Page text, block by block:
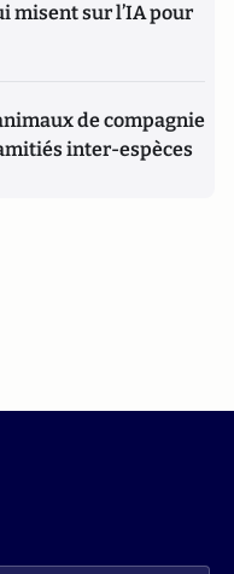
misent sur l’IA pour
de compagnie
inter-espèces